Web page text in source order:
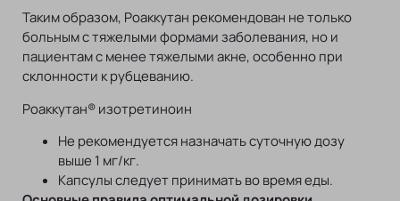
Таким образом, Роаккутан рекомендован не только
больным с тяжелыми формами заболевания, но и
пациентам с менее тяжелыми акне, особенно при
склонности к рубцеванию.
Роаккутан® изотретиноин
Не рекомендуется назначать суточную дозу
выше 1 мг/кг.
Капсулы следует принимать во время еды.